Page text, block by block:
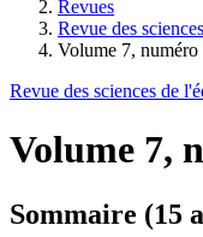
Revues
Revue des
Volume 7,
Revue des sciences de
Volume 7,
Sommaire (15